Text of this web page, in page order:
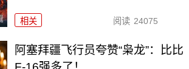
相关 阅读 24075
阿塞拜疆飞行员夸赞“枭龙”：比比